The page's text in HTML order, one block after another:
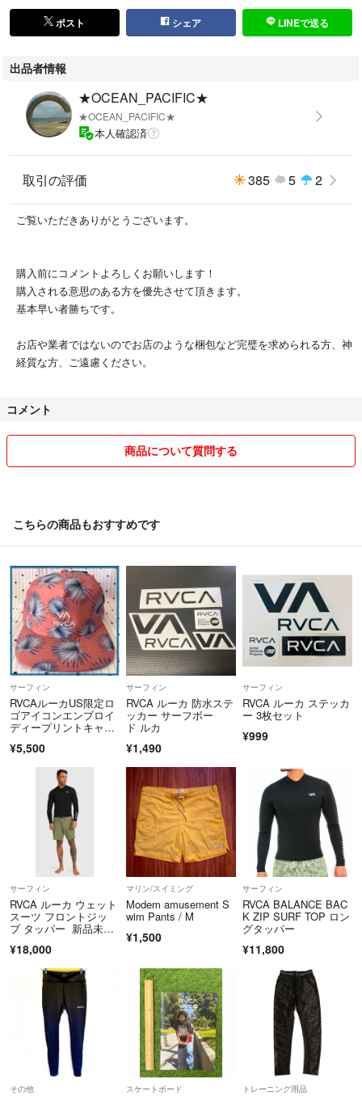
ポスト シェア LINEで送る
出品者情報
★OCEAN_PACIFIC★
★OCEAN_PACIFIC★
本人確認済
取引の評価 385 5 2
ご覧いただきありがとうございます。
購入前にコメントよろしくお願いします！
購入される意思のある方を優先させて頂きます。
基本早い者勝ちです。
お店や業者ではないのでお店のような梱包など完璧を求められる方、神
経質な方、ご遠慮ください。
コメント
商品について質問する
こちらの商品もおすすめです
サーフィン
RVCAルーカUS限定ロ
ゴアイコンエンブロイ
ディープリントキャッ
¥5,500
サーフィン
RVCA ルーカ 防水ステ
ッカー サーフボー
ド ルカ
¥1,490
サーフィン
RVCA ルーカ ステッカ
ー 3枚セット
¥999
サーフィン
RVCA ルーカ ウェット
スーツ フロントジッ
プ タッパー 新品未使
¥18,000
マリン/スイミング
Modem amusement S
wim Pants / M
¥1,500
サーフィン
RVCA BALANCE BAC
K ZIP SURF TOP ロン
グタッパー
¥11,800
その他 スケートボード トレーニング用品